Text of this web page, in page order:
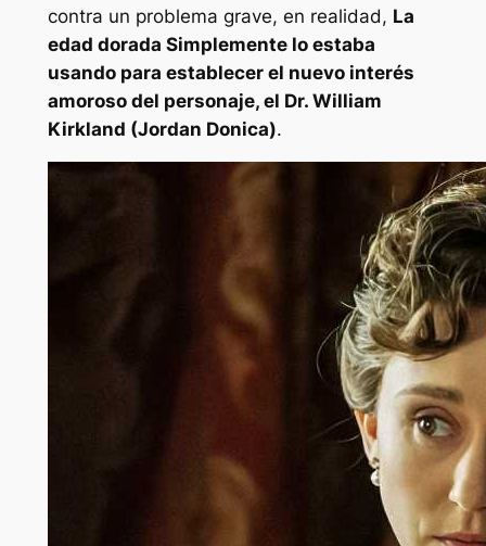
contra un problema grave, en realidad, La
edad dorada Simplemente lo estaba
usando para establecer el nuevo interés
amoroso del personaje, el Dr. William
Kirkland (Jordan Donica).